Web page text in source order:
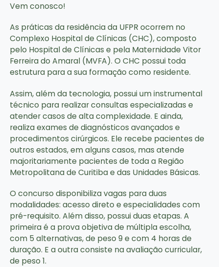
Vem conosco!
As práticas da residência da UFPR ocorrem no
Complexo Hospital de Clínicas (CHC), composto
pelo Hospital de Clínicas e pela Maternidade Vitor
Ferreira do Amaral (MVFA). O CHC possui toda
estrutura para a sua formação como residente.
Assim, além da tecnologia, possui um instrumental
técnico para realizar consultas especializadas e
atender casos de alta complexidade. E ainda,
realiza exames de diagnósticos avançados e
procedimentos cirúrgicos. Ele recebe pacientes de
outros estados, em alguns casos, mas atende
majoritariamente pacientes de toda a Região
Metropolitana de Curitiba e das Unidades Básicas.
O concurso disponibiliza vagas para duas
modalidades: acesso direto e especialidades com
pré-requisito. Além disso, possui duas etapas. A
primeira é a prova objetiva de múltipla escolha,
com 5 alternativas, de peso 9 e com 4 horas de
duração. E a outra consiste na avaliação curricular,
de peso 1.